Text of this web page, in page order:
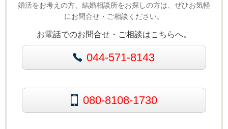
婚活をお考えの方、結婚相談所をお探しの方は、ぜひお気軽
にお問合せ・ご相談ください。
お電話でのお問合せ・ご相談はこちらへ。
044-571-8143
080-8108-1730